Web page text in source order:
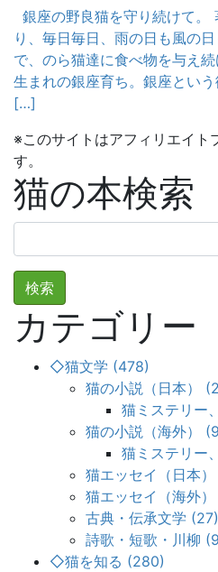
銀座の野良猫を守り続けて。
り、毎日毎日、雨の日も風の
で、のら猫達に食べ物を与え
生まれの銀座育ち。銀座とい
[…]
※このサイトはアフィリエイト
す。
猫の本検索
索:
カテゴリー
◇猫文学 (478)
猫の小説（日本）
猫ミステリー
猫の小説（海外）
猫ミステリー
猫エッセイ（日本
猫エッセイ（海外
古典・伝承文学 (27)
詩歌・短歌・川柳
◇猫を知る (280)